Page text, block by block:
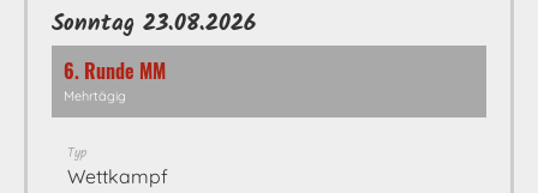
Sonntag 23.08.2026
6. Runde MM
Mehrtägig
Typ
Wettkampf